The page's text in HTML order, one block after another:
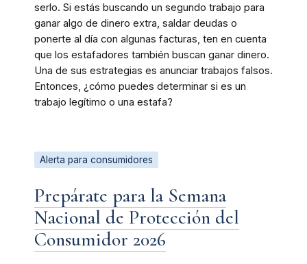
serlo. Si estás buscando un segundo trabajo para
ganar algo de dinero extra, saldar deudas o
ponerte al día con algunas facturas, ten en cuenta
que los estafadores también buscan ganar dinero.
Una de sus estrategias es anunciar trabajos falsos.
Entonces, ¿cómo puedes determinar si es un
trabajo legítimo o una estafa?
Alerta para consumidores
Prepárate para la Semana
Nacional de Protección del
Consumidor 2026